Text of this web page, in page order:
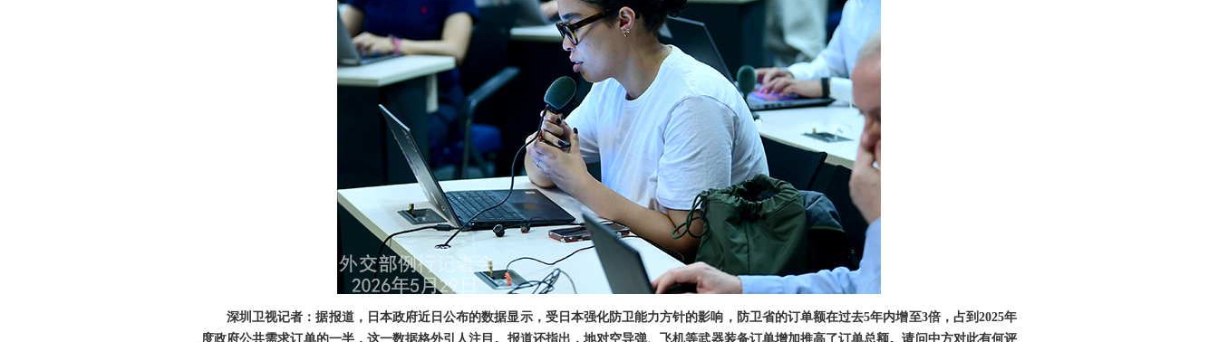
深圳卫视记者：据报道，日本政府近日公布的数据显示，受日本强化防卫能力方针的影响，防卫省的订单额在过去5年内增至3倍，占到2025年
度政府公共需求订单的一半，这一数据格外引人注目。报道还指出，地对空导弹、飞机等武器装备订单增加推高了订单总额。请问中方对此有何评